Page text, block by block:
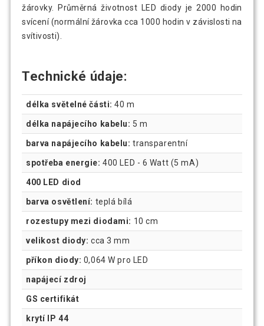
žárovky. Průměrná životnost LED diody je 2000 hodin
svícení (normální žárovka cca 1000 hodin v závislosti na
svítivosti).
Technické údaje:
délka světelné části: 40 m
délka napájecího kabelu: 5 m
barva napájecího kabelu: transparentní
spotřeba energie: 400 LED - 6 Watt (5 mA)
400 LED diod
barva osvětlení: teplá bílá
rozestupy mezi diodami: 10 cm
velikost diody: cca 3 mm
příkon diody: 0,064 W pro LED
napájecí zdroj
GS certifikát
krytí IP 44